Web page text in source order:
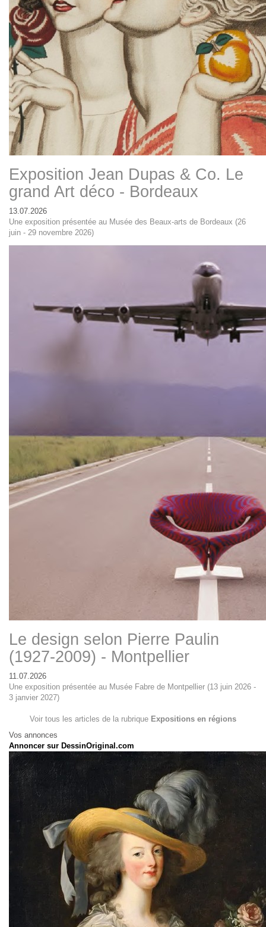
Exposition Jean Dupas & Co. Le
grand Art déco - Bordeaux
13.07.2026
Une exposition présentée au Musée des Beaux-arts de Bordeaux (26
juin - 29 novembre 2026)
Le design selon Pierre Paulin
(1927-2009) - Montpellier
11.07.2026
Une exposition présentée au Musée Fabre de Montpellier (13 juin 2026 -
3 janvier 2027)
Voir tous les articles de la rubrique Expositions en régions
Vos annonces
Annoncer sur DessinOriginal.com